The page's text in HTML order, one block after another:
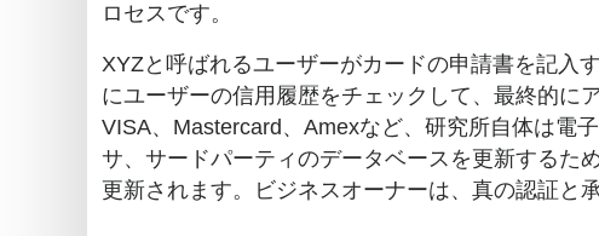
ロセスです。
XYZと呼ばれるユーザーがカードの申請書を記入
にユーザーの信用履歴をチェックして、最終的に
VISA、Mastercard、Amexなど、研究所自体は電
サ、サードパーティのデータベースを更新するた
更新されます。ビジネスオーナーは、真の認証と